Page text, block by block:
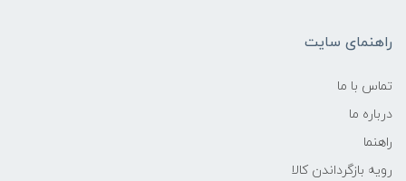
راهنمای سایت
تماس با ما
درباره ما
راهنما
رویه‌ بازگرداندن کالا